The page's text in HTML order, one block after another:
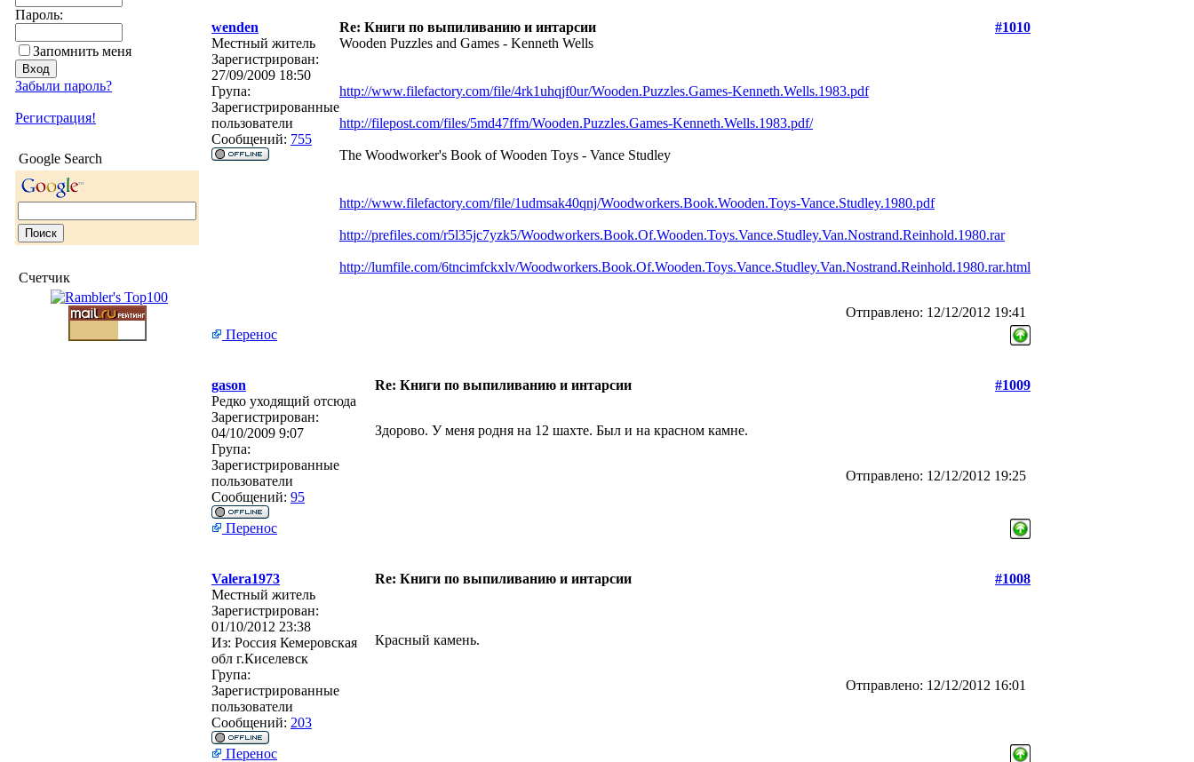
Пароль:
Запомнить меня
Забыли пароль?
Регистрация!
Google Search
Счетчик
wenden Re: Книги по выпиливанию и интарсии
#1010
Местный житель
Зарегистрирован:
27/09/2009 18:50
Група:
Зарегистрированные
пользователи
Сообщений: 755
Wooden Puzzles and Games - Kenneth Wells
http://www.filefactory.com/file/4rk1uhqjf0ur/Wooden.Puzzles.Games-Kenneth.Wells.1983.pdf
http://filepost.com/files/5md47ffm/Wooden.Puzzles.Games-Kenneth.Wells.1983.pdf/
The Woodworker's Book of Wooden Toys - Vance Studley
http://www.filefactory.com/file/1udmsak40qnj/Woodworkers.Book.Wooden.Toys-Vance.Studley.1980.pdf
http://prefiles.com/r5l35jc7yzk5/Woodworkers.Book.Of.Wooden.Toys.Vance.Studley.Van.Nostrand.Reinhold.1980.rar
http://lumfile.com/6tncimfckxlv/Woodworkers.Book.Of.Wooden.Toys.Vance.Studley.Van.Nostrand.Reinhold.1980.rar.html
Отправлено: 12/12/2012 19:41
Перенос
gason Re: Книги по выпиливанию и интарсии
#1009
Редко уходящий отсюда
Зарегистрирован:
04/10/2009 9:07
Група:
Зарегистрированные
пользователи
Сообщений: 95
Здорово. У меня родня на 12 шахте. Был и на красном камне.
Отправлено: 12/12/2012 19:25
Перенос
Valera1973 Re: Книги по выпиливанию и интарсии
#1008
Местный житель
Зарегистрирован:
01/10/2012 23:38
Из: Россия Кемеровская
обл г.Киселевск
Група:
Зарегистрированные
пользователи
Сообщений: 203
Красный камень.
Отправлено: 12/12/2012 16:01
Перенос